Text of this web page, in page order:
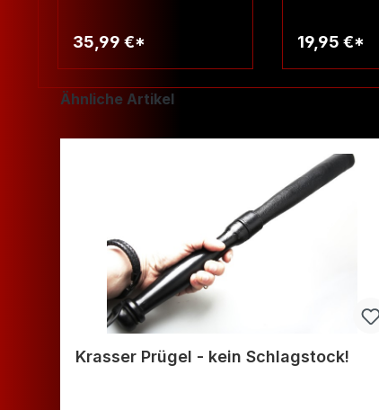
35,99 €* 19,95 €*
Produktgalerie überspringen
Ähnliche Artikel
Krasser Prügel - kein Schlagstock!